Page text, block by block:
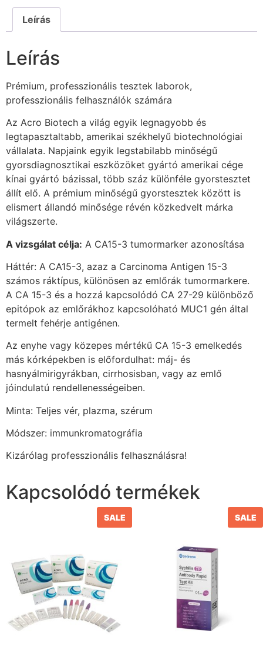
Leírás
Leírás
Prémium, professzionális tesztek laborok,
professzionális felhasználók számára
Az Acro Biotech a világ egyik legnagyobb és
legtapasztaltabb, amerikai székhelyű biotechnológiai
vállalata. Napjaink egyik legstabilabb minőségű
gyorsdiagnosztikai eszközöket gyártó amerikai cége
kínai gyártó bázissal, több száz különféle gyorstesztet
állít elő. A prémium minőségű gyorstesztek között is
elismert állandó minősége révén közkedvelt márka
világszerte.
A vizsgálat célja: A CA15-3 tumormarker azonosítása
Háttér: A CA15-3, azaz a Carcinoma Antigen 15-3
számos ráktípus, különösen az emlőrák tumormarkere.
A CA 15-3 és a hozzá kapcsolódó CA 27-29 különböző
epitópok az emlőrákhoz kapcsolóható MUC1 gén által
termelt fehérje antigénen.
Az enyhe vagy közepes mértékű CA 15-3 emelkedés
más kórképekben is előfordulhat: máj- és
hasnyálmirigyrákban, cirrhosisban, vagy az emlő
jóindulatú rendellenességeiben.
Minta: Teljes vér, plazma, szérum
Módszer: immunkromatográfia
Kizárólag professzionális felhasználásra!
Kapcsolódó termékek
SALE SALE